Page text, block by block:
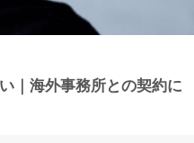
｜海外事務所との契約に